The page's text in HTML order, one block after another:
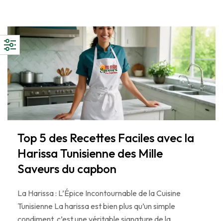
Top 5 des Recettes Faciles avec la
Harissa Tunisienne des Mille
Saveurs du capbon
La Harissa : L’Épice Incontournable de la Cuisine
Tunisienne La harissa est bien plus qu’un simple